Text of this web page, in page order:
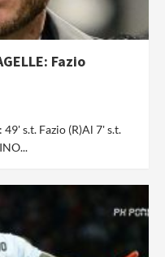
Fazio
s.t. Fazio (R)Al 7' s.t.